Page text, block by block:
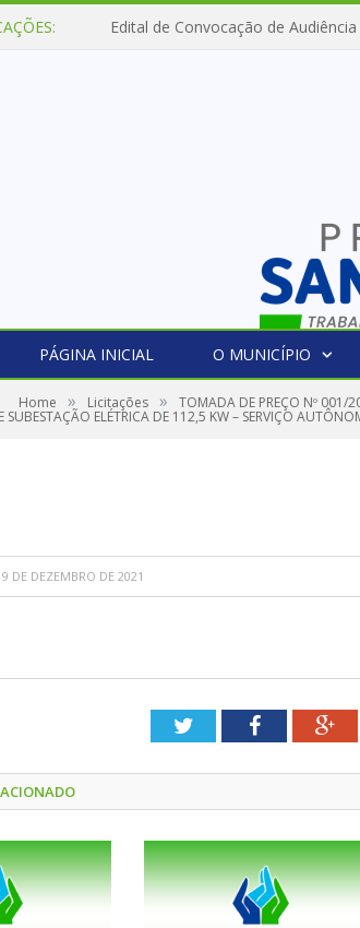
Edital de Convocação de
PÁGINA INICIAL O MUNICÍPIO
Home » Licitações » TOMADA DE PREÇO Nº 001/
SUBESTAÇÃO ELÉTRICA DE 112,5 KW – SERVIÇO
9 DE DEZEMBRO DE 2021
TwitterFacebook